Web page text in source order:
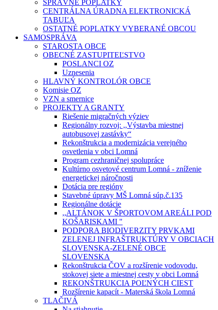
SPRÁVNE POPLATKY
CENTRÁLNA ÚRADNA ELEKTRONICKÁ
TABUĽA
OSTATNÉ POPLATKY VYBERANÉ OBCOU
SAMOSPRÁVA
STAROSTA OBCE
OBECNÉ ZASTUPITEĽSTVO
POSLANCI OZ
Uznesenia
HLAVNÝ KONTROLÓR OBCE
Komisie OZ
VZN a smernice
PROJEKTY A GRANTY
Riešenie migračných výziev
Regionálny rozvoj: ,,Výstavba miestnej
autobusovej zastávky“
Rekonštrukcia a modernizácia verejného
osvetlenia v obci Lomná
Program cezhraničnej spolupráce
Kultúrno osvetové centrum Lomná - zníženie
energetickej náročnosti
Dotácia pre regióny
Stavebné úpravy MŠ Lomná súp.č.135
Regionálne dotácie
,,ALTÁNOK V ŠPORTOVOM AREÁLI POD
KOŠARISKAMI "
PODPORA BIODIVERZITY PRVKAMI
ZELENEJ INFRAŠTRUKTÚRY V OBCIACH
SLOVENSKA-ZELENÉ OBCE
SLOVENSKA
Rekonštrukcia ČOV a rozšírenie vodovodu,
stokovej siete a miestnej cesty v obci Lomná
REKONŠTRUKCIA POĽNÝCH CIEST
Rozšírenie kapacít - Materská škola Lomná
TLAČIVÁ